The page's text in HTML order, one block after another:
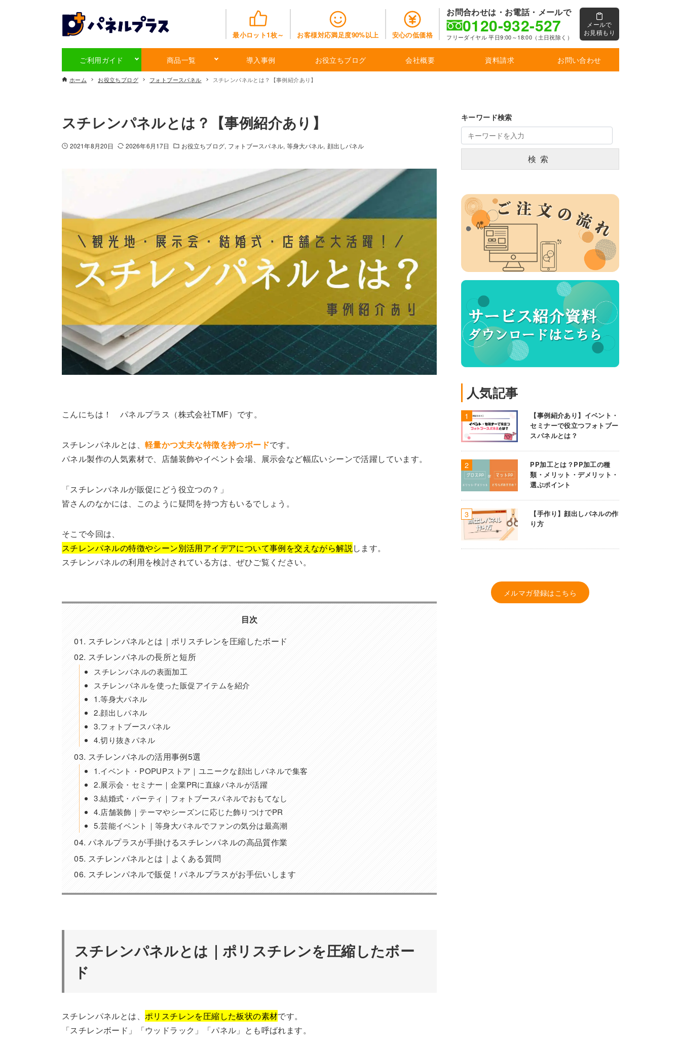
最小ロット1枚～ お客様対応満足度90%以上 安心の低価格
お問合わせは・お電話・メールで
0120-932-527
フリーダイヤル 平日9:00～18:00（土日祝除く）
メールで
お見積もり
ご利用ガイド 商品一覧 導入事例 お役立ちブログ 会社概要 資料請求 お問い合わせ
ホーム お役立ちブログ フォトブースパネル スチレンパネルとは？【事例紹介あり】
スチレンパネルとは？【事例紹介あり】
2021年8月20日 2026年6月17日 お役立ちブログ フォトブースパネル 等身大パネル 顔出しパネル
こんにちは！ パネルプラス（株式会社TMF）です。
スチレンパネルとは、 軽量かつ丈夫な特徴を持つボードです。
パネル製作の人気素材で、店舗装飾やイベント会場、展示会など幅広いシーンで活躍しています。
「スチレンパネルが販促にどう役立つの？」
皆さんのなかには、このように疑問を持つ方もいるでしょう。
そこで今回は、
スチレンパネルの特徴やシーン別活用アイデアについて事例を交えながら解説します。
スチレンパネルの利用を検討されている方は、ぜひご覧ください。
目次
スチレンパネルとは｜ポリスチレンを圧縮したボード
スチレンパネルの長所と短所
スチレンパネルの表面加工
スチレンパネルを使った販促アイテムを紹介
1.等身大パネル
2.顔出しパネル
3.フォトブースパネル
4.切り抜きパネル
スチレンパネルの活用事例5選
1.イベント・POPUPストア｜ユニークな顔出しパネルで集客
2.展示会・セミナー｜企業PRに直線パネルが活躍
3.結婚式・パーティ｜フォトブースパネルでおもてなし
4.店舗装飾｜テーマやシーズンに応じた飾りつけでPR
5.芸能イベント｜等身大パネルでファンの気分は最高潮
パネルプラスが手掛けるスチレンパネルの高品質作業
スチレンパネルとは｜よくある質問
スチレンパネルで販促！パネルプラスがお手伝いします
スチレンパネルとは｜ポリスチレンを圧縮したボー
ド
スチレンパネルとは、 ポリスチレンを圧縮した板状の素材です。
「スチレンボード」「ウッドラック」「パネル」とも呼ばれます。
キーワード検索
検索
人気記事
【事例紹介あり】イベント・
セミナーで役立つフォトブー
スパネルとは？
PP加工とは？PP加工の種
類・メリット・デメリット・
選ぶポイント
【手作り】顔出しパネルの作
り方
メルマガ登録はこちら